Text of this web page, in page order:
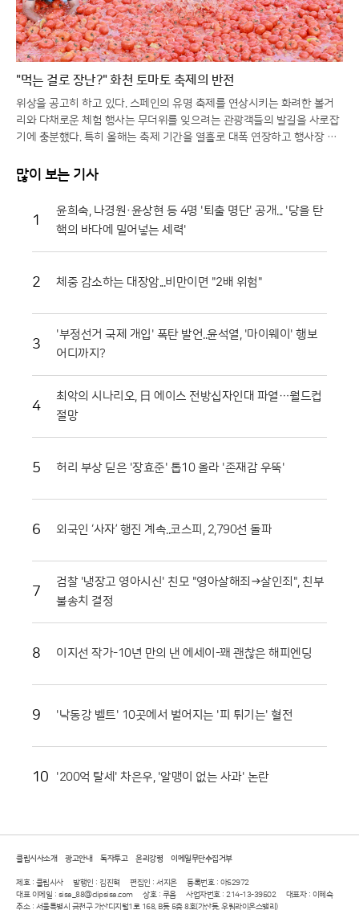
"먹는 걸로 장난?" 화천 토마토 축제의 반전
위상을 공고히 하고 있다. 스페인의 유명 축제를 연상시키는 화려한 볼거
리와 다채로운 체험 행사는 무더위를 잊으려는 관광객들의 발길을 사로잡
기에 충분했다. 특히 올해는 축제 기간을 열흘로 대폭 연장하고 행사장 공
응을 얻고 있다.일각에서는 멀쩡한 식재료를 으깨며 즐기는 모습에 우려의
어 있다. 축제에 사용되는 토마토는 상품성이 떨어져 폐기 위기에 처한 비
상품과들이다. 화천군은 이를 전량 매입해 축제용으로 활용함으로써 농가
에는 새로운 수익원을 제공하고, 축제가 끝난 뒤에는 으깨진 잔해물을 모
두 수거해 퇴비로 재활용한다. 버려질 농산물이 축제의 주인공이 되고 다
금반지를 찾아라' 프로그램이다. 수만 개의 토마토가 채워진 풀장 속에서
의 독특한 풍경이다. 단순히 반지를 찾는 재미를 넘어, 지역 특산물인 찰토
마토의 단단한 육질과 신선함을 온몸으로 체감할 수 있다는 점에서 브랜드
홍보 효과도 톡톡히 누리고 있다.기업과 지역 사회가 함께하는 나눔의 장
도 마련됐다. 최근 열린 '천인의 식탁' 행사에서는 대형 솥에서 조리된 파스
타를 수많은 참가자가 함께 나누며 축제의 의미를 되새겼다. 이는 지역 축
제가 단순히 즐기는 행사를 넘어 민·관·군이 협력하는 화합의 장임을 상징
적으로 보여주었다. 또한 접경지역의 특색을 살린 밀리터리존과 어린이들
만족할 수 있는 구성을 갖췄다.마켓전시존에서는 화악산 고랭지의 기운을
장성이 뛰어나 소비자들 사이에서 신뢰가 두텁다. 축제 현장에서 맛본 즐
고 있다. 현장 관계자들은 이번 축제가 단순한 일회성 행사를 넘어 화천의
농업 경쟁력을 높이는 중요한 발판이 되고 있다고 입을 모았다.화천군은
남은 축제 기간에도 안전 관리와 위생 점검에 총력을 기울여 방문객들이
쾌적하게 축제를 즐길 수 있도록 지원할 방침이다. 야간에는 군악대 공연
과 지역 예술인들의 무대가 이어지며 축제의 밤을 더욱 화려하게 수놓을
행사는 농촌 축제가 나아가야 할 지속 가능한 방향을 제시하고 있다. 붉은
많이 보는 기사
1
윤희숙, 나경원·윤상현 등 4명 '퇴출 명단' 공개... '당을 탄
핵의 바다에 밀어넣는 세력'
2 체중 감소하는 대장암...비만이면 "2배 위험"
3
'부정선거 국제 개입' 폭탄 발언..윤석열, '마이웨이' 행보
어디까지?
4
최악의 시나리오, 日 에이스 전방십자인대 파열…월드컵
절망
5 허리 부상 딛은 '장효준' 톱10 올라 '존재감 우뚝'
6 외국인 ‘사자’ 행진 계속..코스피, 2,790선 돌파
7
검찰 '냉장고 영아시신' 친모 "영아살해죄→살인죄", 친부
불송치 결정
8 이지선 작가-10년 만의 낸 에세이-꽤 괜찮은 해피엔딩
9 '낙동강 벨트' 10곳에서 벌어지는 '피 튀기는' 혈전
10 '200억 탈세' 차은우, '알맹이 없는 사과' 논란
클립시사소개 광고안내 독자투고 윤리강령 이메일무단수집거부
제호 : 클립시사 발행인 : 김진혁 편집인 : 서지은
등록번호 : 아52972
대표 이메일 : sisa_88@clipsisa.com
상호 : 쿠움 사업자번호 : 214-13-39502
대표자 : 이혜숙
주소 : 서울특별시 금천구 가산디지털1로 168, B동 5층 8호(가산동, 우림라이온스밸리)